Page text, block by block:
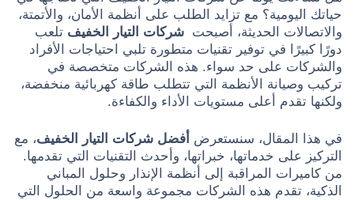
حياتك اليومية؟ مع تزايد الطلب على أنظمة الأمان، والأتمتة،
والاتصالات الحديثة، أصبحت شركات التيار الخفيف تلعب
دورًا كبيرًا في توفير تقنيات متطورة تلبي احتياجات الأفراد
والشركات على حد سواء. هذه الشركات متخصصة في
تركيب وصيانة الأنظمة التي تتطلب طاقة كهربائية منخفضة،
ولكنها تقدم أعلى مستويات الأداء والكفاءة.
في هذا المقال، سنستعرض أفضل شركات التيار الخفيف، مع
التركيز على خدماتها، خبراتها، وأحدث التقنيات التي تقدمها.
من كاميرات المراقبة إلى أنظمة الإنذار وحلول المباني
الذكية، تقدم هذه الشركات مجموعة واسعة من الحلول التي